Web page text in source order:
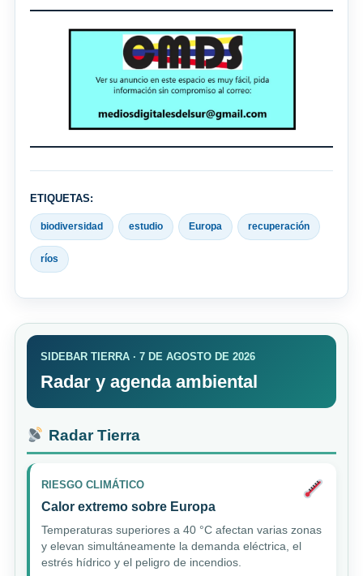
ETIQUETAS:
biodiversidad estudio Europa recuperación
ríos
SIDEBAR TIERRA · 7 DE AGOSTO DE 2026
Radar y agenda ambiental
Radar Tierra
RIESGO CLIMÁTICO
Calor extremo sobre Europa
Temperaturas superiores a 40 °C afectan varias zonas
y elevan simultáneamente la demanda eléctrica, el
estrés hídrico y el peligro de incendios.